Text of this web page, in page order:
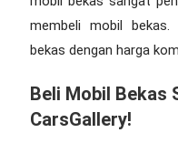
membeli mobil
bekas dengan harga
Beli Mobil Bekas
CarsGallery!